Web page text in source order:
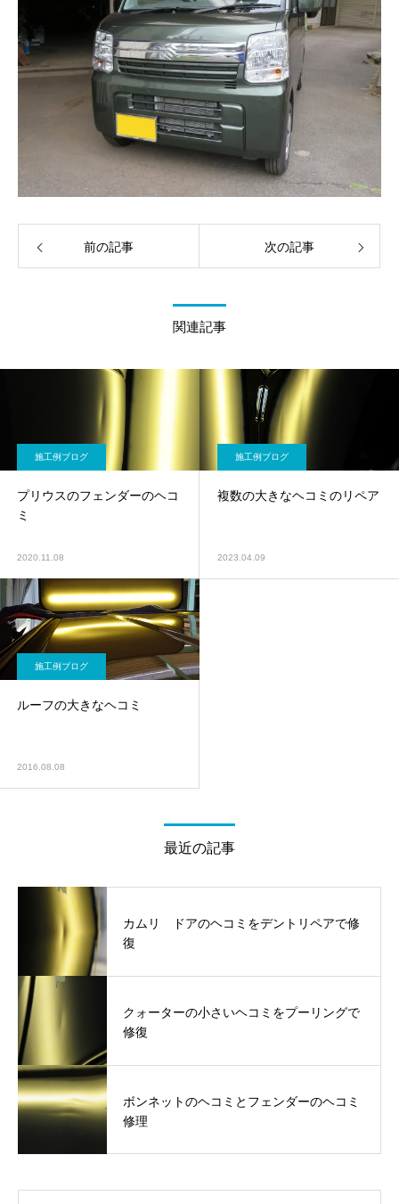
前の記事 次の記事
関連記事
施工例ブログ
プリウスのフェンダーのヘコ
ミ
2020.11.08
施工例ブログ
複数の大きなヘコミのリペア
2023.04.09
施工例ブログ
ルーフの大きなヘコミ
2016.08.08
最近の記事
カムリ ドアのヘコミをデントリペアで修
復
クォーターの小さいヘコミをプーリングで
修復
ボンネットのヘコミとフェンダーのヘコミ
修理